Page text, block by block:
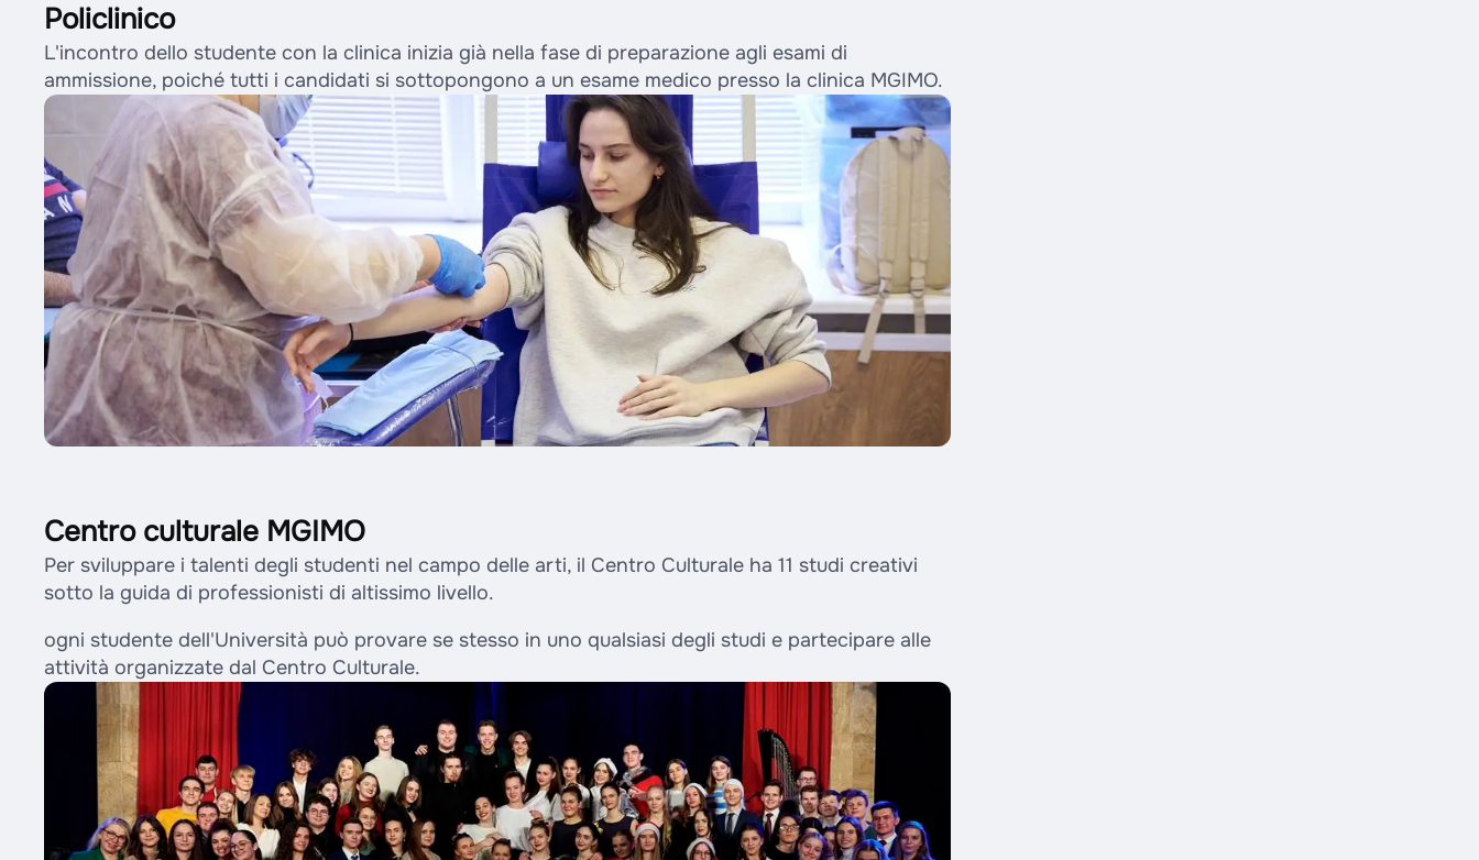
Policlinico
L'incontro dello studente con la clinica inizia già nella fase di preparazione agli esami di
ammissione, poiché tutti i candidati si sottopongono a un esame medico presso la clinica MGIMO.
Centro culturale MGIMO
Per sviluppare i talenti degli studenti nel campo delle arti, il Centro Culturale ha 11 studi creativi
sotto la guida di professionisti di altissimo livello.
ogni studente dell'Università può provare se stesso in uno qualsiasi degli studi e partecipare alle
attività organizzate dal Centro Culturale.